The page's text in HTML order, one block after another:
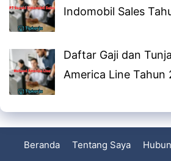
Indomobil Sales
Daftar Gaji dan
America Line Tahun
Beranda Tentang Saya